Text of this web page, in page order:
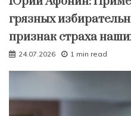
грязных
признак страха
24.07.2026 1 min read